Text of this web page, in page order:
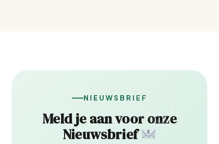
NIEUWSBRIEF
Meld je aan voor onze
Nieuwsbrief